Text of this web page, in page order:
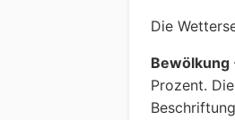
Die
Bewölkung
Prozent.